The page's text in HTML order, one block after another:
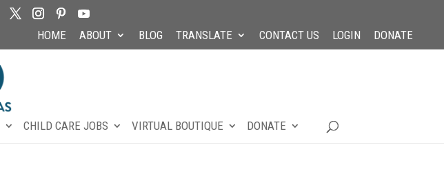
HOME ABOUT BLOG TRANSLATE CONTACT US LOGIN DONATE
CHILD CARE JOBS VIRTUAL BOUTIQUE DONATE